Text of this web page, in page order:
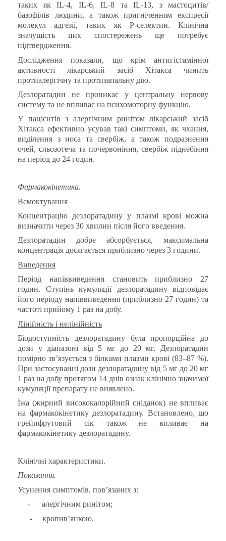
таких як IL-4, IL-6, IL-8 та IL-13, з мастоцитів/
базофілів людини, а також пригніченням експресії
молекул адгезії, таких як Р-селектин. Клінічна
значущість цих спостережень ще потребує
підтвердження.
Дослідження показали, що крім антигістамінної
активності лікарський засіб Хітакса чинить
протиалергічну та протизапальну дію.
Дезлоратадин не проникає у центральну нервову
систему та не впливає на психомоторну функцію.
У пацієнтів з алергічним ринітом лікарський засіб
Хітакса ефективно усував такі симптоми, як чхання,
виділення з носа та свербіж, а також подразнення
очей, сльозотеча та почервоніння, свербіж піднебіння
на період до 24 годин.
Фармакокінетика.
Всмоктування
Концентрацію дезлоратадину у плазмі крові можна
визначити через 30 хвилин після його введення.
Дезлоратадин добре абсорбується, максимальна
концентрація досягається приблизно через 3 години.
Виведення
Період напіввиведення становить приблизно 27
годин. Ступінь кумуляції дезлоратадину відповідає
його періоду напіввиведення (приблизно 27 годин) та
частоті прийому 1 раз на добу.
Лінійність і нелінійність
Біодоступність дезлоратадину була пропорційна до
дози у діапазоні від 5 мг до 20 мг. Дезлоратадин
помірно зв’язується з білками плазми крові (83–87 %).
При застосуванні дози дезлоратадину від 5 мг до 20 мг
1 раз на добу протягом 14 днів ознак клінічно значимої
кумуляції препарату не виявлено.
Їжа (жирний висококалорійний сніданок) не впливає
на фармакокінетику дезлоратадину. Встановлено, що
грейпфрутовий сік також не впливає на
фармакокінетику дезлоратадину.
Клінічні характеристики.
Показання.
Усунення симптомів, пов’язаних з:
-
алергічним ринітом;
-
кропив’янкою.